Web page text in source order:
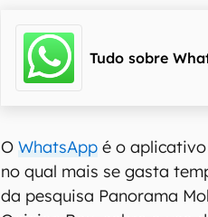
Tudo sobre
OWhatsApp é o
no qual mais se gasta
da pesquisa Panorama